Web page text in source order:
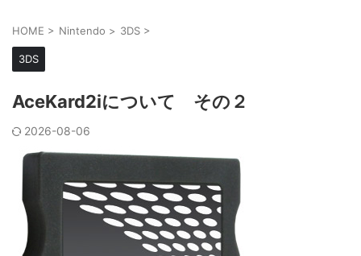
HOME > Nintendo > 3DS >
3DS
AceKard2iについて その２
2026-08-06